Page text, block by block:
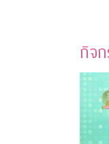
กิจก